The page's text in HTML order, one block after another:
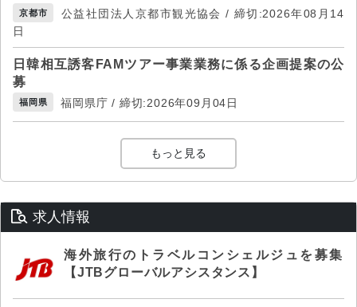
京都市
公益社団法人京都市観光協会 / 締切:2026年08月14
日
日韓相互誘客FAMツアー事業業務に係る企画提案の公
募
福岡県 福岡県庁 / 締切:2026年09月04日
もっと見る
求人情報
海外旅行のトラベルコンシェルジュを募集
【JTBグローバルアシスタンス】